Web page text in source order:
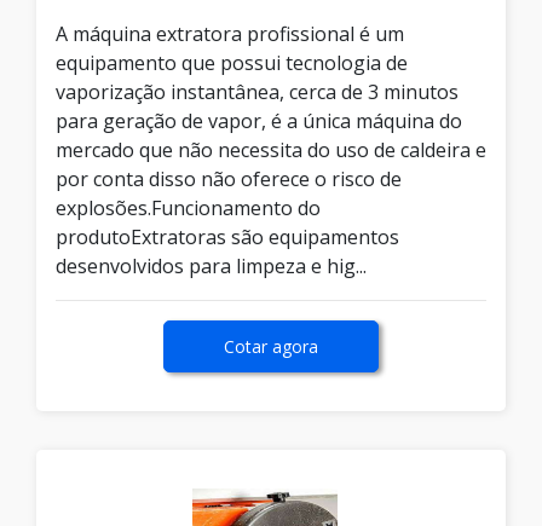
A máquina extratora profissional é um
equipamento que possui tecnologia de
vaporização instantânea, cerca de 3 minutos
para geração de vapor, é a única máquina do
mercado que não necessita do uso de caldeira e
por conta disso não oferece o risco de
explosões.Funcionamento do
produtoExtratoras são equipamentos
desenvolvidos para limpeza e hig...
Cotar agora